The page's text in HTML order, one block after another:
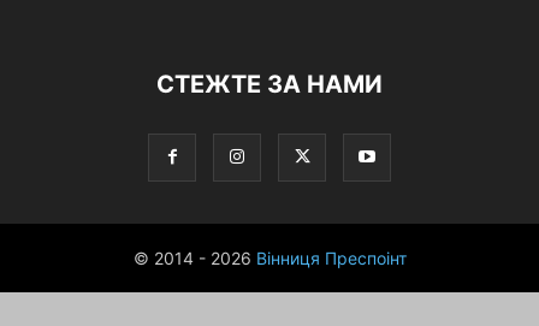
СТЕЖТЕ ЗА НАМИ
© 2014 - 2026 Вінниця Преспоінт